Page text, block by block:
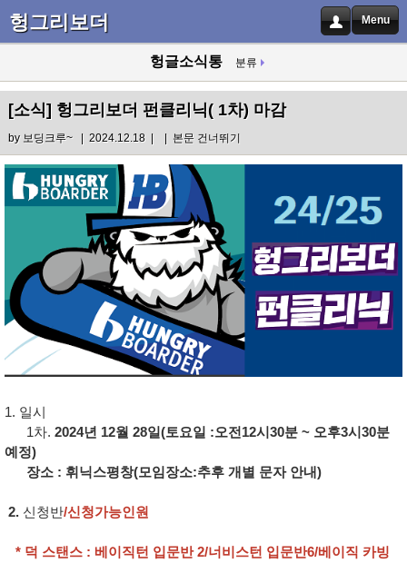
헝그리보더 Menu
헝글소식통 분류
[소식] 헝그리보더 펀클리닉( 1차) 마감
by 보딩크루~| 2024.12.18 | | 본문 건너뛰기
1. 일시
1차. 2024년 12월 28일(토요일 :오전12시30분 ~ 오후3시30분
예정)
장소 : 휘닉스평창(모임장소:추후 개별 문자 안내)
2. 신청반/신청가능인원
* 덕 스탠스 : 베이직턴 입문반 2/너비스턴 입문반6/베이직 카빙